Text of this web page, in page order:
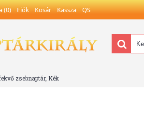
(0) Fiók Kosár Kassza QS
zsebnaptár, Kék